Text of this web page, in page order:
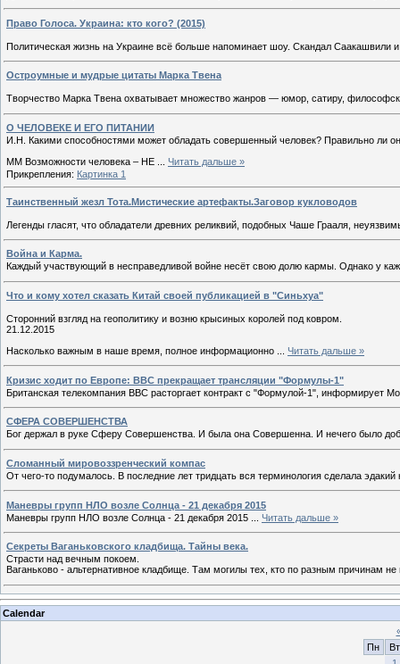
Право Голоса. Украина: кто кого? (2015)
Политическая жизнь на Украине всё больше напоминает шоу. Скандал Саакашвили
Остроумные и мудрые цитаты Марка Твена
Творчество Марка Твена охватывает множество жанров — юмор, сатиру,
О ЧЕЛОВЕКЕ И ЕГО ПИТАНИИ
И.Н. Какими способностями может обладать совершенный человек? Правильно ли
ММ Возможности человека – НЕ
Читать дальше »
Прикрепления: Картинка 1
Таинственный жезл Тота.Мистические артефакты.Заговор кукловодов
Легенды гласят, что обладатели древних реликвий, подобных Чаше Грааля,
Война и Карма.
Каждый участвующий в несправедливой войне несёт свою долю кармы. Однако у
Что и кому хотел сказать Китай своей публикацией в "Синьхуа"
Сторонний взгляд на геополитику и возню крысиных королей под ковром.
21.12.2015
Насколько важным в наше время, полное информационно
Читать дальше »
Кризис ходит по Европе: ВВС прекращает трансляции "Формулы-1"
Британская телекомпания BBC расторгает контракт с "Формулой-1", информирует
СФЕРА СОВЕРШЕНСТВА
Бог держал в руке Сферу Совершенства. И была она Совершенна. И нечего было
Сломанный мировоззренческий компас
От чего-то подумалось. В последние лет тридцать вся терминология сделала
Маневры групп НЛО возле Солнца - 21 декабря 2015
Маневры групп НЛО возле Солнца - 21 декабря 2015
Читать дальше »
Секреты Ваганьковского кладбища. Тайны века.
Страсти над вечным покоем.
Ваганьково - альтернативное кладбище. Там могилы тех, кто по разным причинам
Calendar
Пн
Вт